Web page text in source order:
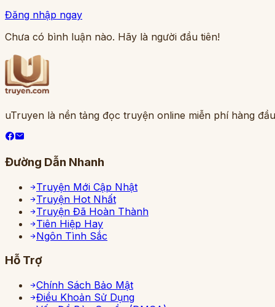
Đăng nhập ngay
Chưa có bình luận nào. Hãy là người đầu tiên!
uTruyen là nền tảng đọc truyện online miễn phí hàng
Đường Dẫn Nhanh
Truyện Mới Cập Nhật
Truyện Hot Nhất
Truyện Đã Hoàn Thành
Tiên Hiệp Hay
Ngôn Tình Sắc
Hỗ Trợ
Chính Sách Bảo Mật
Điều Khoản Sử Dụng